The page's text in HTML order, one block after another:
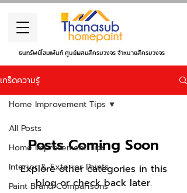
ธนทรัพย์โฮมเพ้นท์ ศูนย์ผสมสีครบวงจร จำหน่ายสีครบวงจร
เกร็ดความรู้
All Posts
Home Improvement Tips
Interior & Exterior Paints
Paint Brand Comparisons
Home Improvement Tips
Posts Coming Soon
Explore other categories in this
blog or check back later.